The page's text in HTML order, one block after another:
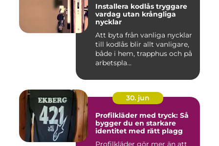
Installera kodlås tryggare
vardag utan krångliga
nycklar
Att byta från vanliga nycklar
till kodlås blir allt vanligare,
både i hem, trapphus och på
arbetspla...
30. jun
Profilkläder med tryck: Så
bygger du en starkare
identitet med rätt plagg
Profilkläder gör mer än att